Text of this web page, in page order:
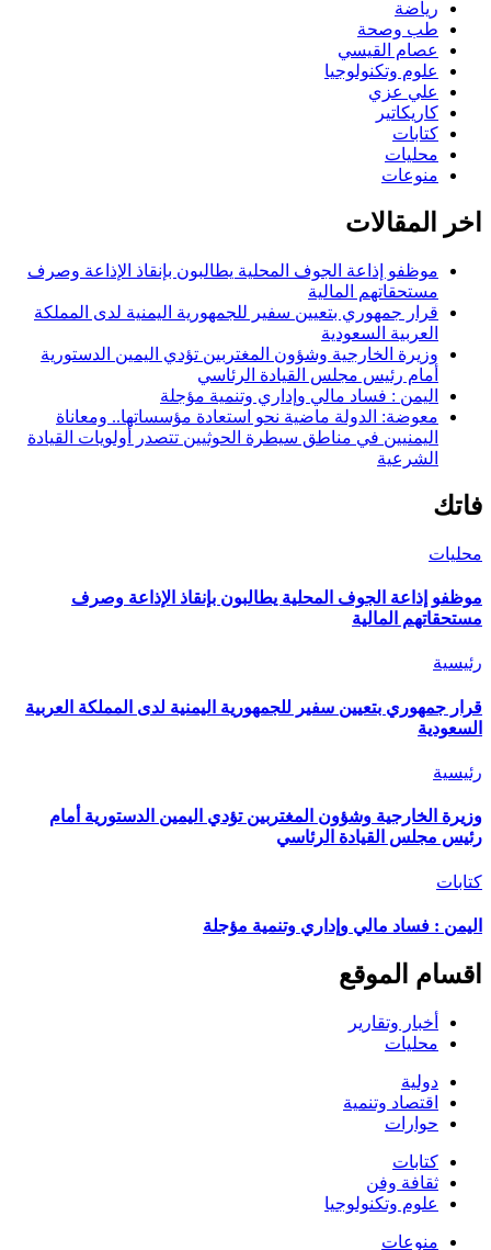
رياضة
طب وصحة
عصام القيسي
علوم وتكنولوجيا
علي عزي
كاريكاتير
كتابات
محليات
منوعات
اخر المقالات
موظفو إذاعة الجوف المحلية يطالبون بإنقاذ الإذاعة وصرف
مستحقاتهم المالية
قرار جمهوري بتعيين سفير للجمهورية اليمنية لدى المملكة
العربية السعودية
وزيرة الخارجية وشؤون المغتربين تؤدي اليمين الدستورية
أمام رئيس مجلس القيادة الرئاسي
اليمن : فساد مالي وإداري وتنمية مؤجلة
معوضة: الدولة ماضية نحو استعادة مؤسساتها.. ومعاناة
اليمنيين في مناطق سيطرة الحوثيين تتصدر أولويات القيادة
الشرعية
فاتك
محليات
موظفو إذاعة الجوف المحلية يطالبون بإنقاذ الإذاعة وصرف
مستحقاتهم المالية
رئيسية
قرار جمهوري بتعيين سفير للجمهورية اليمنية لدى المملكة العربية
السعودية
رئيسية
وزيرة الخارجية وشؤون المغتربين تؤدي اليمين الدستورية أمام
رئيس مجلس القيادة الرئاسي
كتابات
اليمن : فساد مالي وإداري وتنمية مؤجلة
اقسام الموقع
أخبار وتقارير
محليات
دولية
اقتصاد وتنمية
حوارات
كتابات
ثقافة وفن
علوم وتكنولوجيا
منوعات